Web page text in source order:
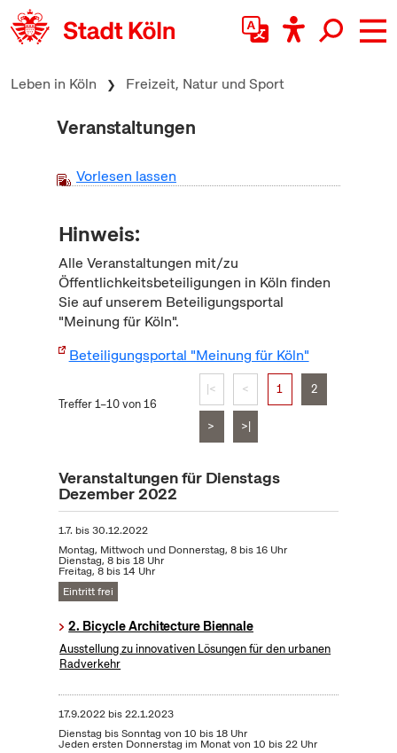
zum Inhalt springen
Leben in Köln Freizeit, Natur und Sport
Veranstaltungen
Vorlesen lassen
Hinweis:
Alle Veranstaltungen mit/zu
Öffentlichkeitsbeteiligungen in Köln finden
Sie auf unserem Beteiligungsportal
"Meinung für Köln".
Beteiligungsportal "Meinung für Köln"
Treffer 1–10 von 16
|< < 1 2
> >|
Veranstaltungen für Dienstags
Dezember 2022
1.7. bis30.12.2022
Montag, Mittwoch und Donnerstag, 8 bis 16 Uhr
Dienstag, 8 bis 18 Uhr
Freitag, 8 bis 14 Uhr
Eintritt frei
2. Bicycle Architecture Biennale
Ausstellung zu innovativen Lösungen für den urbanen
Radverkehr
17.9.2022bis22.1.2023
Dienstag bis Sonntag von 10 bis 18 Uhr
Jeden ersten Donnerstag im Monat von 10 bis 22 Uhr